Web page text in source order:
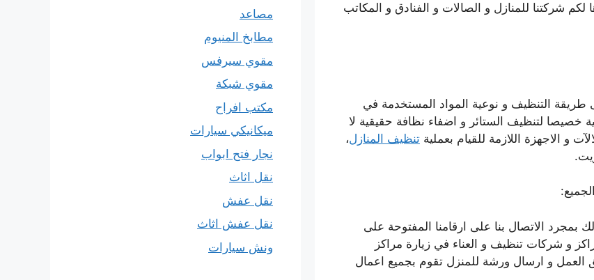
شركتنا للمنازل و الصالات و الفنادق و المكاتب
التنظيف و نوعية المواد المستخدمة في
خصيصا لتنظيف الستائر و اضفاء نظافة حقيقية لا
و الاجهزة اللازمة للقيام بعملية تنظيف المنازل،
الاتصال بنا على ارقامنا المفتوحة على
للبحث عن مراكز و شركات تنظيف و العناء في زيارة مراكز
العمل و ارسال ورشة للمنزل تقوم بجميع اعمال
مصاعد
مطابخ المنيوم
مقوي سيرفس
مقوي شبكة
مكتب افراح
ميكانيكي سيارات
نجار فتح ابواب
نقل اثاث
نقل عفش
نقل عفش اثاث
ونش سيارات